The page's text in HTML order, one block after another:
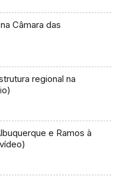
Câmara das
regional na
e Ramos à